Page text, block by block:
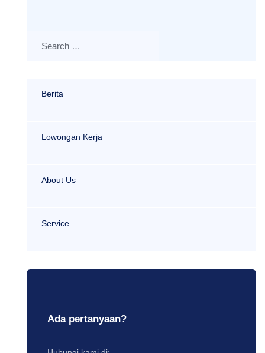
Berita
Lowongan Kerja
About Us
Service
Ada pertanyaan?